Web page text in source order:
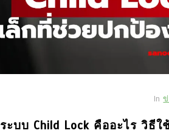
In
ระบบ Child Lock คืออะไร วิธี